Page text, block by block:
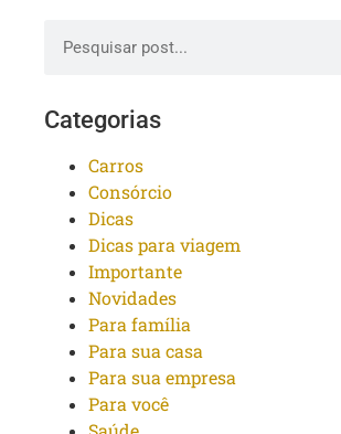
Categorias
Carros
Consórcio
Dicas
Dicas para viagem
Importante
Novidades
Para família
Para sua casa
Para sua empresa
Para você